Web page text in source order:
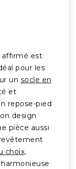
affirmé est
pour les
un socle en
et
repose-pied
design
pièce aussi
choix,